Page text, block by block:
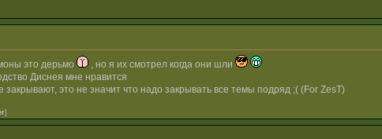
это дерьмо
, но я их смотрел когда они шли
Диснея мне нравится
это не значит что надо закрывать все темы подряд ;( (For ZesT)
]